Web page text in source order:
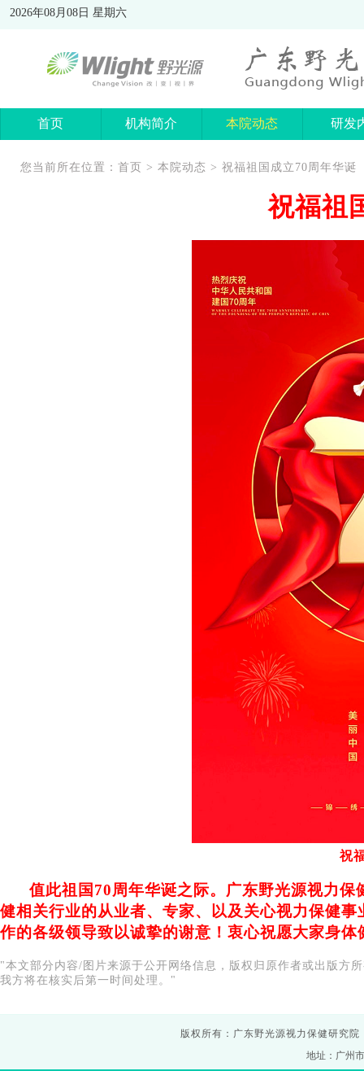
2026年08月08日 星期六
首页 机构简介 本院动态 研发
您当前所在位置： 首页 > 本院动态 > 祝福祖国成立70周年华诞
祝福祖
祝
值此祖国70周年华诞之际。广东野光源视力保
健相关行业的从业者、专家、以及关心视力保健
作的各级领导致以诚挚的谢意！衷心祝愿大家身
"本文部分内容/图片来源于公开网络信息，版权归原作者或出版方
我方将在核实后第一时间处理。"
版权所有：广东野光源视力保健研究院
地址：广州